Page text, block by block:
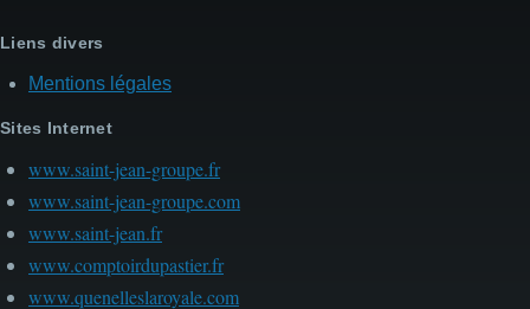
Liens divers
Mentions légales
Sites Internet
www.saint-jean-groupe.fr
www.saint-jean-groupe.com
www.saint-jean.fr
www.comptoirdupastier.fr
www.quenelleslaroyale.com